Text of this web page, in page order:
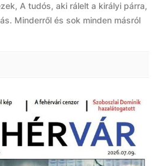
A tudós, aki rálelt a királyi párra,
Minderről és sok minden másról